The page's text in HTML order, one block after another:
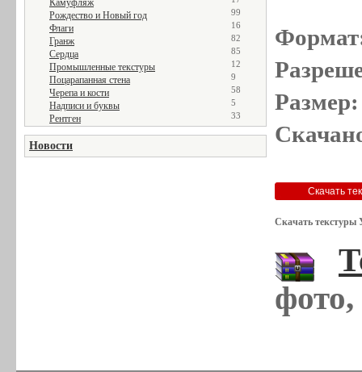
Камуфляж
Рождество и Новый год 99
Флаги 16
Гранж 82
Сердца 85
Промышленные текстуры 12
Поцарапанная стена 9
Черепа и кости 58
Надписи и буквы 5
Рентген 33
Новости
Скачать текстуры